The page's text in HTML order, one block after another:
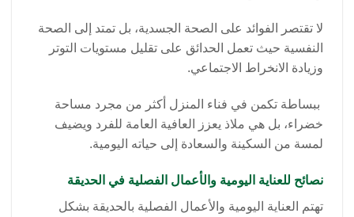
لا تقتصر الفوائد على الصحة الجسدية، بل تمتد إلى الصحة
النفسية حيث تعمل الحدائق على تقليل مستويات التوتر
وزيادة الانخراط الاجتماعي.
ببساطة تكمن في فناء المنزل أكثر من مجرد مساحة
خضراء، بل هي ملاذ يعزز العافية العامة للفرد ويضيف
لمسة من السكينة والسعادة إلى حياته اليومية.
نصائح للعناية اليومية والأعمال الفصلية في الحديقة
تهتم العناية اليومية والأعمال الفصلية بالحديقة بشكل